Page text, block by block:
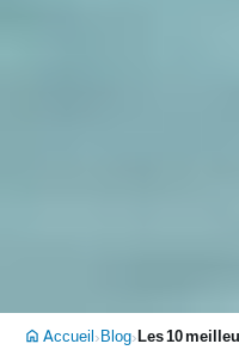
home Accueil›Blog›Les 10